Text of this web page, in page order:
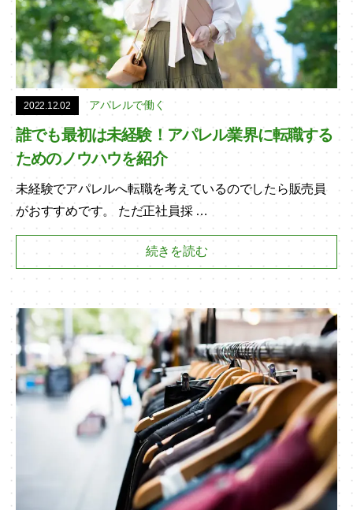
2022.12.02 アパレルで働く
誰でも最初は未経験！アパレル業界に転職する
ためのノウハウを紹介
未経験でアパレルへ転職を考えているのでしたら販売員
がおすすめです。 ただ正社員採 …
続きを読む